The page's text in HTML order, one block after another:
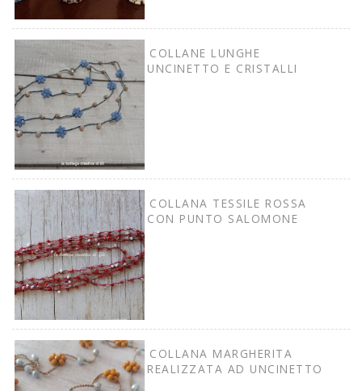
COLLANE LUNGHE
UNCINETTO E CRISTALLI
COLLANA TESSILE ROSSA
CON PUNTO SALOMONE
COLLANA MARGHERITA
REALIZZATA AD UNCINETTO